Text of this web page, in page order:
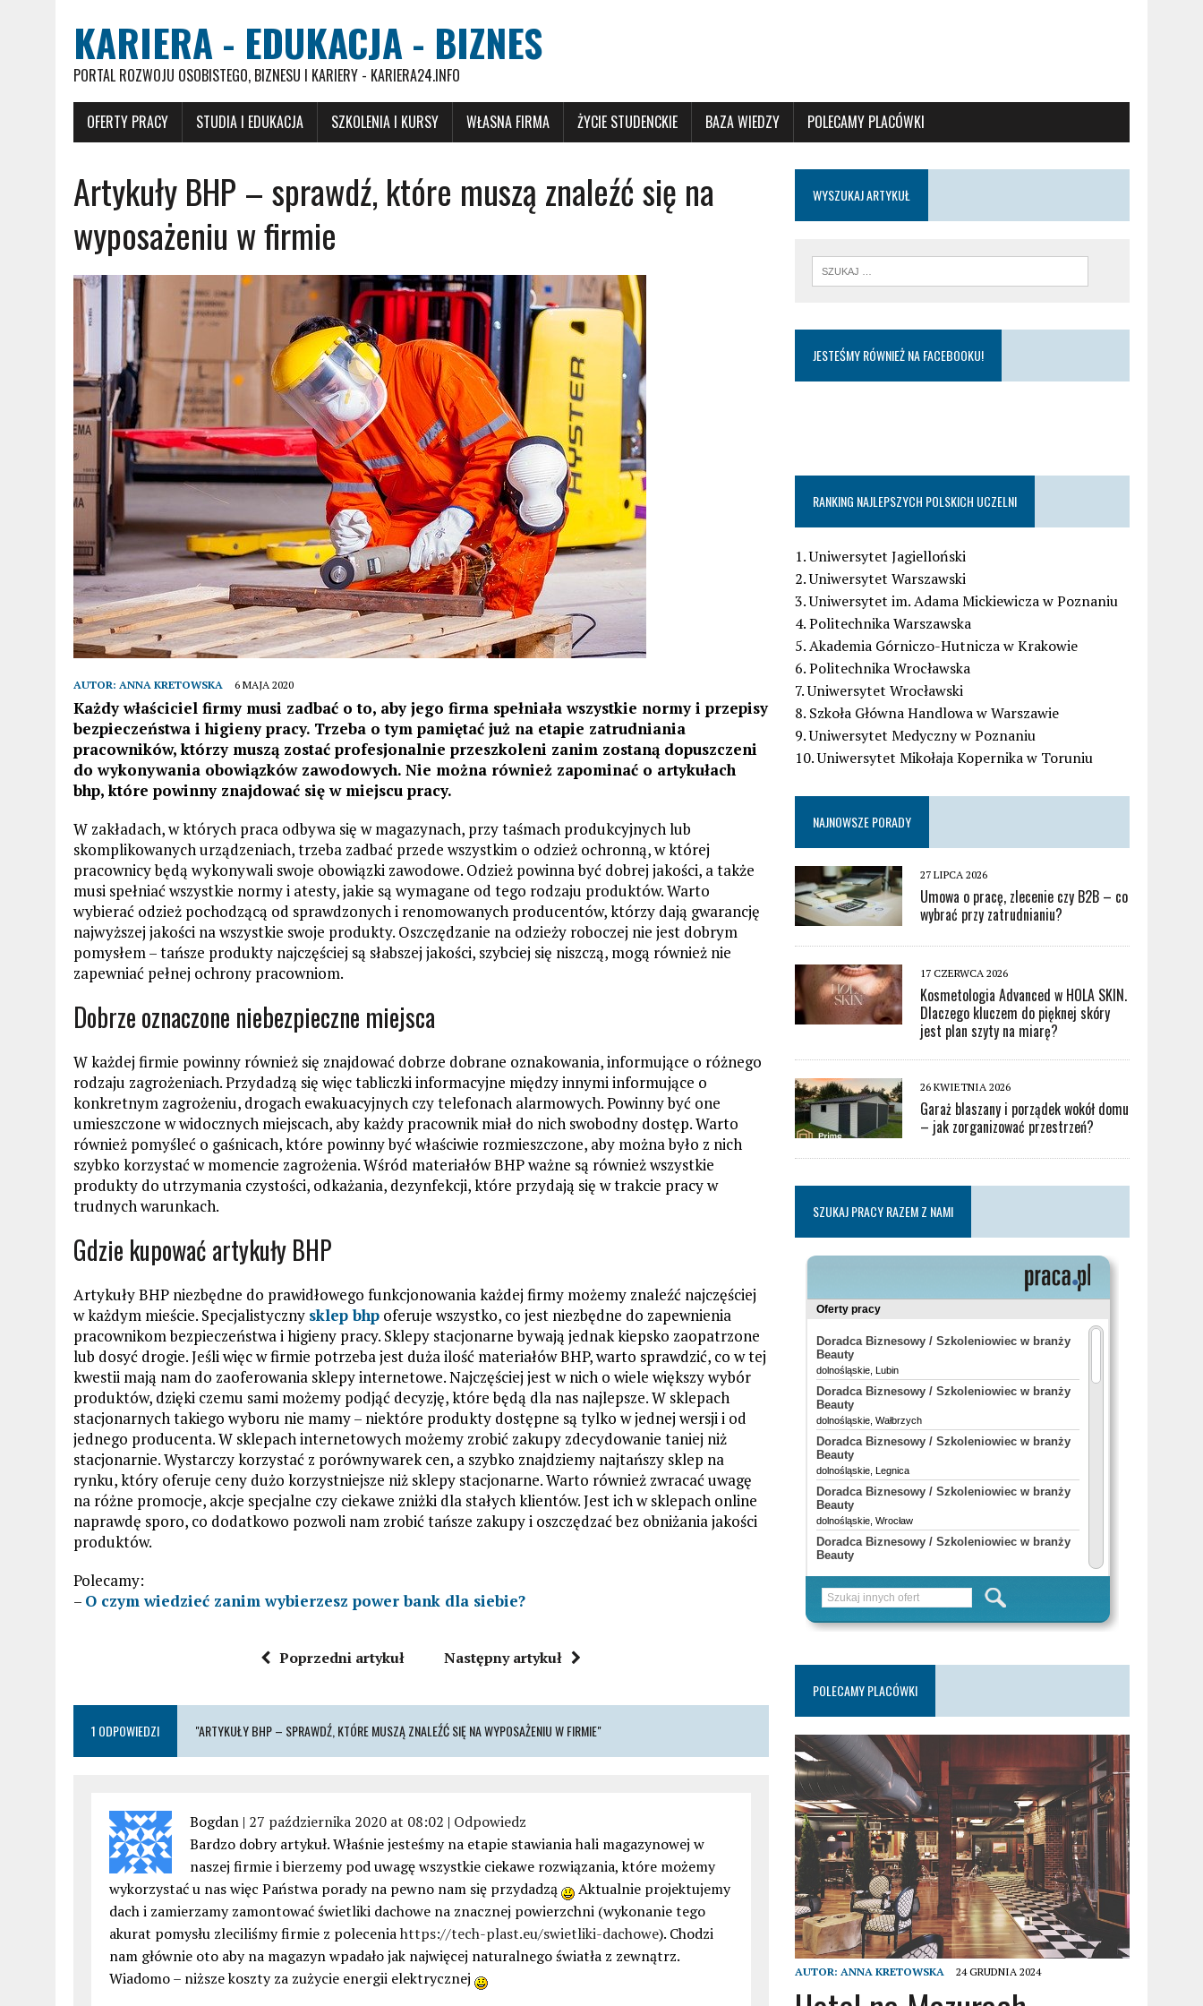
KARIERA - EDUKACJA - BIZNES
PORTAL ROZWOJU OSOBISTEGO, BIZNESU I KARIERY - KARIERA24.INFO
OFERTY PRACY STUDIA I EDUKACJA SZKOLENIA I KURSY WŁASNA FIRMA ŻYCIE STUDENCKIE BAZA WIEDZY POLECAMY PLACÓWKI
Artykuły BHP – sprawdź, które muszą znaleźć się na
wyposażeniu w firmie
AUTOR: ANNA KRETOWSKA 6 MAJA 2020
Każdy właściciel firmy musi zadbać o to, aby jego firma spełniała wszystkie normy i przepisy
bezpieczeństwa i higieny pracy. Trzeba o tym pamiętać już na etapie zatrudniania
pracowników, którzy muszą zostać profesjonalnie przeszkoleni zanim zostaną dopuszczeni
do wykonywania obowiązków zawodowych. Nie można również zapominać o artykułach
bhp, które powinny znajdować się w miejscu pracy.
W zakładach, w których praca odbywa się w magazynach, przy taśmach produkcyjnych lub
skomplikowanych urządzeniach, trzeba zadbać przede wszystkim o odzież ochronną, w której
pracownicy będą wykonywali swoje obowiązki zawodowe. Odzież powinna być dobrej jakości, a także
musi spełniać wszystkie normy i atesty, jakie są wymagane od tego rodzaju produktów. Warto
wybierać odzież pochodzącą od sprawdzonych i renomowanych producentów, którzy dają gwarancję
najwyższej jakości na wszystkie swoje produkty. Oszczędzanie na odzieży roboczej nie jest dobrym
pomysłem – tańsze produkty najczęściej są słabszej jakości, szybciej się niszczą, mogą również nie
zapewniać pełnej ochrony pracowniom.
Dobrze oznaczone niebezpieczne miejsca
W każdej firmie powinny również się znajdować dobrze dobrane oznakowania, informujące o różnego
rodzaju zagrożeniach. Przydadzą się więc tabliczki informacyjne między innymi informujące o
konkretnym zagrożeniu, drogach ewakuacyjnych czy telefonach alarmowych. Powinny być one
umieszczone w widocznych miejscach, aby każdy pracownik miał do nich swobodny dostęp. Warto
również pomyśleć o gaśnicach, które powinny być właściwie rozmieszczone, aby można było z nich
szybko korzystać w momencie zagrożenia. Wśród materiałów BHP ważne są również wszystkie
produkty do utrzymania czystości, odkażania, dezynfekcji, które przydają się w trakcie pracy w
trudnych warunkach.
Gdzie kupować artykuły BHP
Artykuły BHP niezbędne do prawidłowego funkcjonowania każdej firmy możemy znaleźć najczęściej
w każdym mieście. Specjalistyczny sklep bhp oferuje wszystko, co jest niezbędne do zapewnienia
pracownikom bezpieczeństwa i higieny pracy. Sklepy stacjonarne bywają jednak kiepsko zaopatrzone
lub dosyć drogie. Jeśli więc w firmie potrzeba jest duża ilość materiałów BHP, warto sprawdzić, co w tej
kwestii mają nam do zaoferowania sklepy internetowe. Najczęściej jest w nich o wiele większy wybór
produktów, dzięki czemu sami możemy podjąć decyzję, które będą dla nas najlepsze. W sklepach
stacjonarnych takiego wyboru nie mamy – niektóre produkty dostępne są tylko w jednej wersji i od
jednego producenta. W sklepach internetowych możemy zrobić zakupy zdecydowanie taniej niż
stacjonarnie. Wystarczy korzystać z porównywarek cen, a szybko znajdziemy najtańszy sklep na
rynku, który oferuje ceny dużo korzystniejsze niż sklepy stacjonarne. Warto również zwracać uwagę
na różne promocje, akcje specjalne czy ciekawe zniżki dla stałych klientów. Jest ich w sklepach online
naprawdę sporo, co dodatkowo pozwoli nam zrobić tańsze zakupy i oszczędzać bez obniżania jakości
produktów.
Polecamy:
– O czym wiedzieć zanim wybierzesz power bank dla siebie?
Poprzedni artykuł Następny artykuł
1 ODPOWIEDZI "ARTYKUŁY BHP – SPRAWDŹ, KTÓRE MUSZĄ ZNALEŹĆ SIĘ NA WYPOSAŻENIU W FIRMIE"
Bogdan | 27 października 2020 at 08:02 | Odpowiedz
Bardzo dobry artykuł. Właśnie jesteśmy na etapie stawiania hali magazynowej w
naszej firmie i bierzemy pod uwagę wszystkie ciekawe rozwiązania, które możemy
wykorzystać u nas więc Państwa porady na pewno nam się przydadzą
Aktualnie projektujemy
dach i zamierzamy zamontować świetliki dachowe na znacznej powierzchni (wykonanie tego
akurat pomysłu zleciliśmy firmie z poleceniahttps://tech-plast.eu/swietliki-dachowe). Chodzi
nam głównie oto aby na magazyn wpadało jak najwięcej naturalnego światła z zewnątrz.
Wiadomo – niższe koszty za zużycie energii elektrycznej
WYSZUKAJ ARTYKUŁ
JESTEŚMY RÓWNIEŻ NA FACEBOOKU!
RANKING NAJLEPSZYCH POLSKICH UCZELNI
1. Uniwersytet Jagielloński
2. Uniwersytet Warszawski
3. Uniwersytet im. Adama Mickiewicza w Poznaniu
4. Politechnika Warszawska
5. Akademia Górniczo-Hutnicza w Krakowie
6. Politechnika Wrocławska
7. Uniwersytet Wrocławski
8. Szkoła Główna Handlowa w Warszawie
9. Uniwersytet Medyczny w Poznaniu
10. Uniwersytet Mikołaja Kopernika w Toruniu
NAJNOWSZE PORADY
27 LIPCA 2026
Umowa o pracę, zlecenie czy B2B – co
wybrać przy zatrudnianiu?
17 CZERWCA 2026
Kosmetologia Advanced w HOLA SKIN.
Dlaczego kluczem do pięknej skóry
jest plan szyty na miarę?
26 KWIETNIA 2026
Garaż blaszany i porządek wokół domu
– jak zorganizować przestrzeń?
SZUKAJ PRACY RAZEM Z NAMI
POLECAMY PLACÓWKI
AUTOR: ANNA KRETOWSKA 24 GRUDNIA 2024